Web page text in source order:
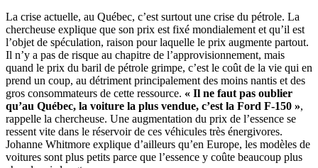
La crise actuelle, au Québec, c’est surtout une crise du pétrole. La
chercheuse explique que son prix est fixé mondialement et qu’il est
l’objet de spéculation, raison pour laquelle le prix augmente partout.
Il n’y a pas de risque au chapitre de l’approvisionnement, mais
quand le prix du baril de pétrole grimpe, c’est le coût de la vie qui en
prend un coup, au détriment principalement des moins nantis et des
gros consommateurs de cette ressource. « Il ne faut pas oublier
qu’au Québec, la voiture la plus vendue, c’est la Ford F-150 »,
rappelle la chercheuse. Une augmentation du prix de l’essence se
ressent vite dans le réservoir de ces véhicules très énergivores.
Johanne Whitmore explique d’ailleurs qu’en Europe, les modèles de
voitures sont plus petits parce que l’essence y coûte beaucoup plus